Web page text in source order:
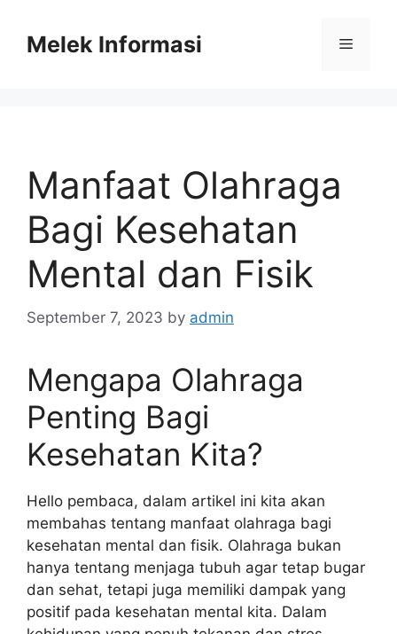
contentMelek Informasi Menu
Manfaat Olahraga
Bagi Kesehatan
Mental dan Fisik
September 7, 2023 by admin
Mengapa Olahraga
Penting Bagi
Kesehatan Kita?
Hello pembaca, dalam artikel ini kita akan
membahas tentang manfaat olahraga bagi
kesehatan mental dan fisik. Olahraga bukan
hanya tentang menjaga tubuh agar tetap bugar
dan sehat, tetapi juga memiliki dampak yang
positif pada kesehatan mental kita. Dalam